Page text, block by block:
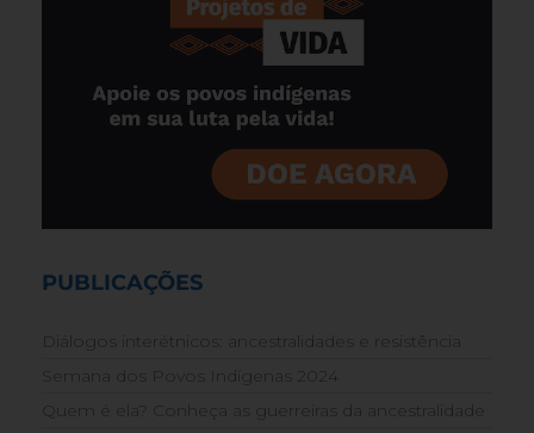
PUBLICAÇÕES
Diálogos interétnicos: ancestralidades e resistência
Semana dos Povos Indígenas 2024
Quem é ela? Conheça as guerreiras da ancestralidade